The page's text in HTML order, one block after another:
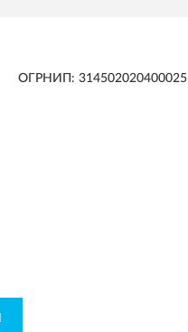
ОГРНИП: 314502020400025